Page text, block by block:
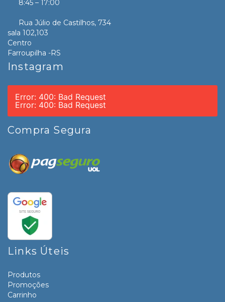
8:45 – 17:00
Rua Júlio de Castilhos, 734
sala 102,103
Centro
Farroupilha -RS
Instagram
Error: 400: Bad Request
Error: 400: Bad Request
Compra Segura
Links Úteis
Produtos
Promoções
Carrinho